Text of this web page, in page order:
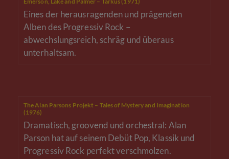
Eines der herausragenden und prägenden
Alben des Progressiv Rock –
abwechslungsreich, schräg und überaus
unterhaltsam.
The Alan Parsons Projekt – Tales of Mystery and Imagination
(1976)
Dramatisch, groovend und orchestral: Alan
Parson hat auf seinem Debüt Pop, Klassik und
Progressiv Rock perfekt verschmolzen.